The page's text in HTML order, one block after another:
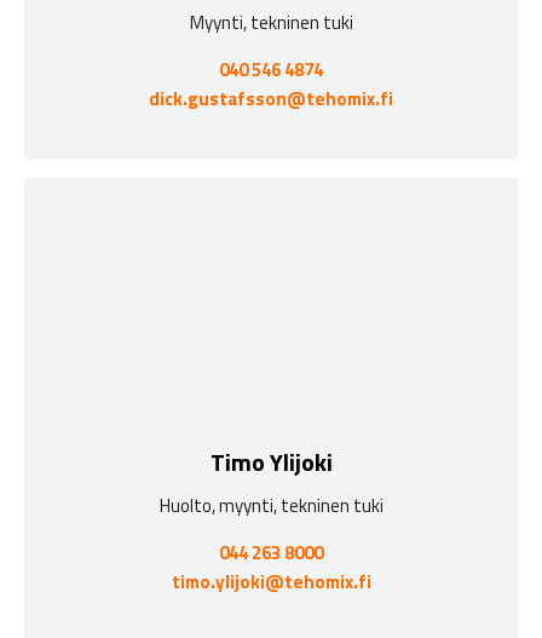
Myynti, tekninen tuki
040 546 4874
dick.gustafsson@tehomix.fi
Timo Ylijoki
Huolto, myynti, tekninen tuki
044 263 8000
timo.ylijoki@tehomix.fi